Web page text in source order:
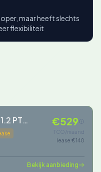
maar heeft slechts
flexibiliteit
PT
€529
TCO/maand
lease €140
Bekijk aanbieding